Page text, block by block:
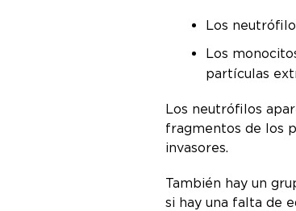
Los
Los
partículas
Los neutrófilos
fragmentos de los
invasores.
También hay un
si hay una falta de